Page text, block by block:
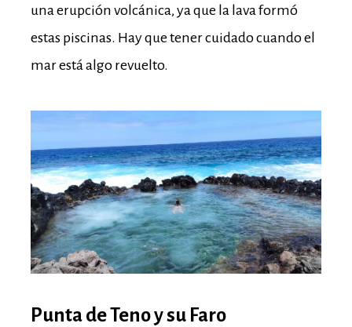
una erupción volcánica, ya que la lava formó
estas piscinas. Hay que tener cuidado cuando el
mar está algo revuelto.
Punta de Teno y su Faro